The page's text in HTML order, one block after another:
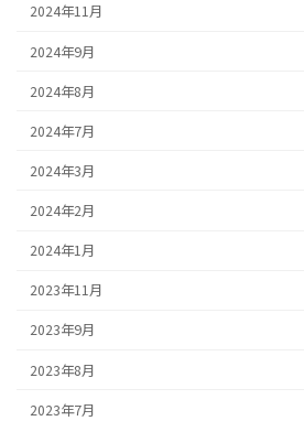
2024年11月
2024年9月
2024年8月
2024年7月
2024年3月
2024年2月
2024年1月
2023年11月
2023年9月
2023年8月
2023年7月